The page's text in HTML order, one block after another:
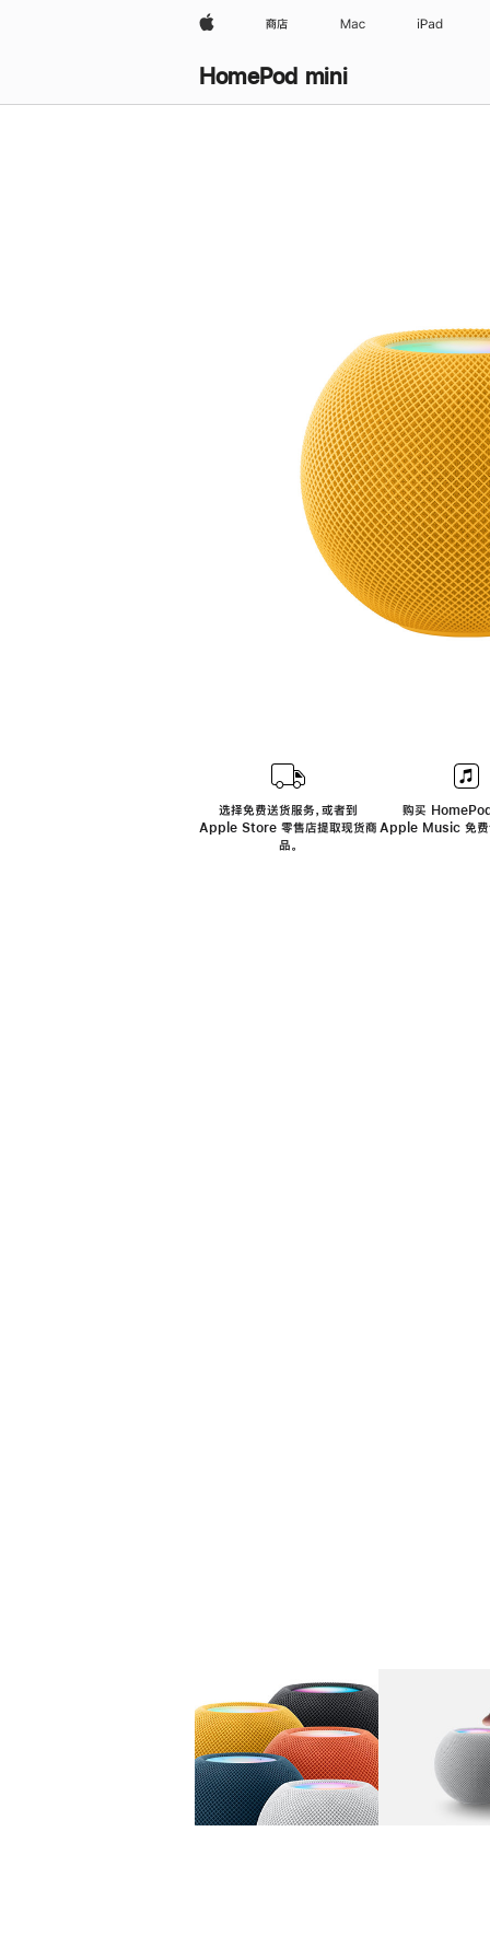
Apple 商店 Mac iPad
HomePod mini
选择免费送货服务，或者到
Apple Store 零售店提取现货商
品。
购买
Apple Music 免费
图库 图像 1